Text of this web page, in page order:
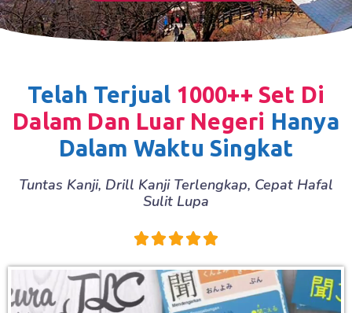
Telah Terjual 1000++ Set Di
Dalam Dan Luar Negeri Hanya
Dalam Waktu Singkat
Tuntas Kanji, Drill Kanji Terlengkap, Cepat Hafal
Sulit Lupa
